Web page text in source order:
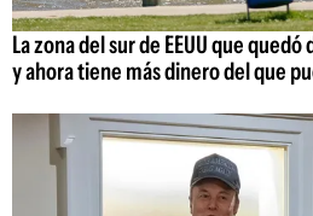
La zona del sur de EEUU que
y ahora tiene más dinero del que